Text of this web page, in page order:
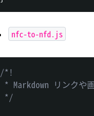
nfc-to-nfd.js
/*!
* Markdown リンクや
*/